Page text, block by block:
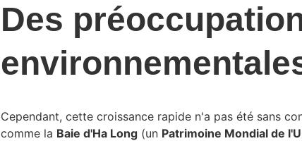
Des
Cependant, cette croissance rapide n'a pas été sans
comme la Baie d'Ha Long (un Patrimoine Mondial de